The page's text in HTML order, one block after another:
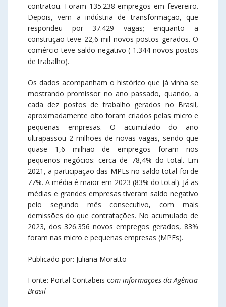
contratou. Foram 135.238 empregos em fevereiro.
Depois, vem a indústria de transformação, que
respondeu por 37.429 vagas; enquanto a
construção teve 22,6 mil novos postos gerados. O
comércio teve saldo negativo (-1.344 novos postos
de trabalho).
Os dados acompanham o histórico que já vinha se
mostrando promissor no ano passado, quando, a
cada dez postos de trabalho gerados no Brasil,
aproximadamente oito foram criados pelas micro e
pequenas empresas. O acumulado do ano
ultrapassou 2 milhões de novas vagas, sendo que
quase 1,6 milhão de empregos foram nos
pequenos negócios: cerca de 78,4% do total. Em
2021, a participação das MPEs no saldo total foi de
77%. A média é maior em 2023 (83% do total). Já as
médias e grandes empresas tiveram saldo negativo
pelo segundo mês consecutivo, com mais
demissões do que contratações. No acumulado de
2023, dos 326.356 novos empregos gerados, 83%
foram nas micro e pequenas empresas (MPEs).
Publicado por: Juliana Moratto
Fonte: Portal Contabeis com informações da Agência
Brasil